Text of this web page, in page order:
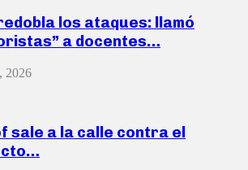
los ataques: llamó
a docentes…
2026
sale a la calle contra el